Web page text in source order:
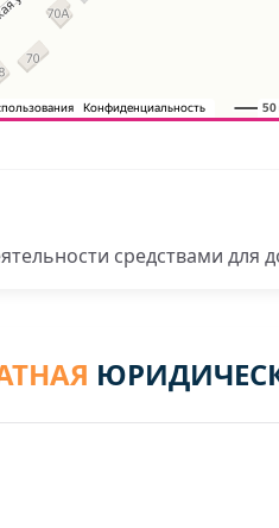
средствами для